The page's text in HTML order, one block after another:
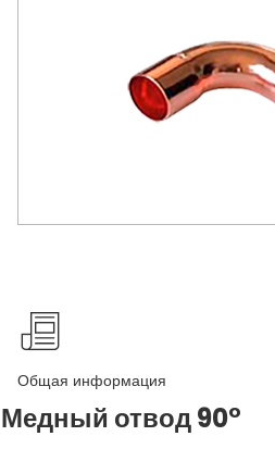
+7(778)
+7(747)
Общая информация
Медный отвод 90°